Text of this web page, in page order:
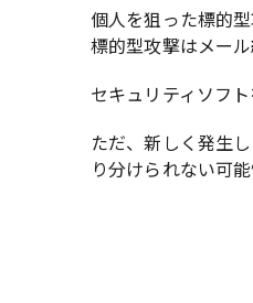
個人を狙った標的
標的型攻撃はメー
セキュリティソフ
ただ、新しく発生
り分けられない可